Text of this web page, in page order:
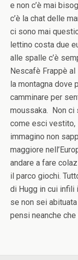
e non c’è mai
c’è la chat delle
ci sono mai
lettino costa due
alle spalle c’è
Nescafè Frappè al
la montagna dove
camminare per
moussaka. Non ci
come esci vestito,
immagino non
maggiore
andare a fare
il parco giochi.
di Hugg in cui infili
se non sei
pensi neanche